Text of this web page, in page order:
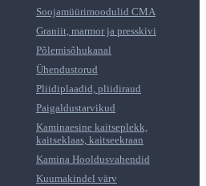
Soojamüürimoodulid CMA
Graniit, marmor ja presskivi
Põlemisõhukanal
Ühendustorud
Pliidiplaadid, pliidiraud
Paigaldustarvikud
Kaminaesine kaitseplekk,
kaitseklaas, kaitseekraan
Kamina Hooldusvahendid
Kuumakindel värv